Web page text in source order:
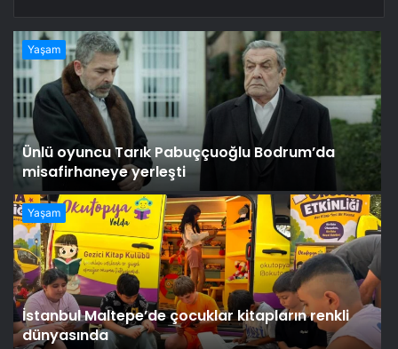
Yaşam
Ünlü oyuncu Tarık Pabuççuoğlu Bodrum’da
misafirhaneye yerleşti
Yaşam
İstanbul Maltepe’de çocuklar kitapların renkli
dünyasında